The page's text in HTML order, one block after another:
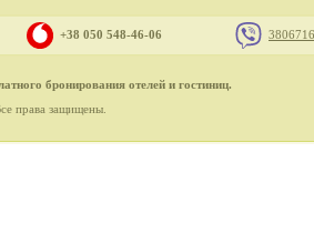
+38 050 548-46-06
бронирования отелей и гостиниц.
права защищены.